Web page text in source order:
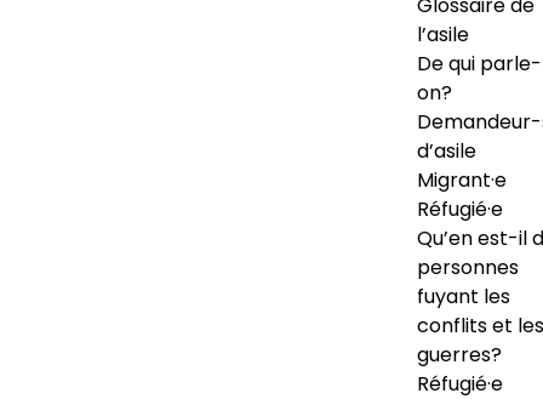
l’asile
De qui
on?
d’asile
Migrant·e
Réfugié·e
Qu’en est-il
personnes
fuyant les
conflits et les
guerres?
Réfugié·e